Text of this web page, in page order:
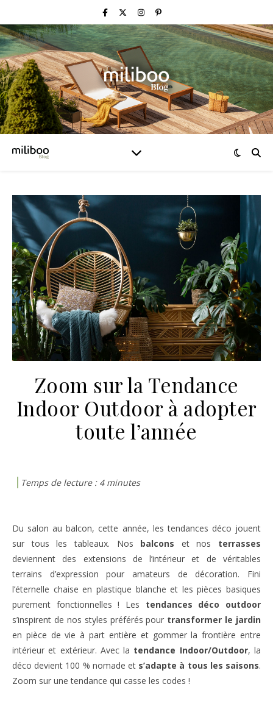
Zoom sur la Tendance
Indoor Outdoor à adopter
toute l’année
Du salon au balcon, cette année, les tendances déco jouent
sur tous les tableaux. Nos balcons et nos terrasses
deviennent des extensions de l’intérieur et de véritables
terrains d’expression pour amateurs de décoration. Fini
l’éternelle chaise en plastique blanche et les pièces basiques
purement fonctionnelles ! Les tendances déco outdoor
s’inspirent de nos styles préférés pour transformer le jardin
en pièce de vie à part entière et gommer la frontière entre
intérieur et extérieur. Avec la tendance Indoor/Outdoor, la
déco devient 100 % nomade et s’adapte à tous les saisons.
Zoom sur une tendance qui casse les codes !